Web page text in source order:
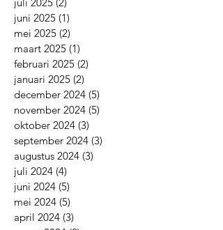
augustus 2025
juli 2025 (2)2 posts
juni 2025 (1)
mei 2025 (2)2 posts
maart 2025 (1)1 post
februari 2025 (2)
januari 2025 (2)2 posts
december 2024 (5)
november 2024
oktober 2024 (3) 3 posts
september 2024 (3)
augustus 2024
juli 2024 (4)4 posts
juni 2024 (5)
mei 2024 (5)5 posts